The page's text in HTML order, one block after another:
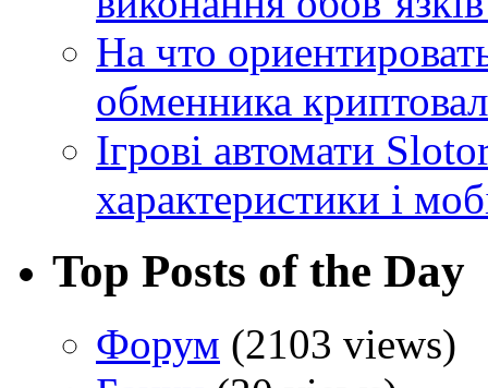
На что
обменника
Ігрові автомати
характеристики і
Top Posts of the Day
Форум (2103 views)